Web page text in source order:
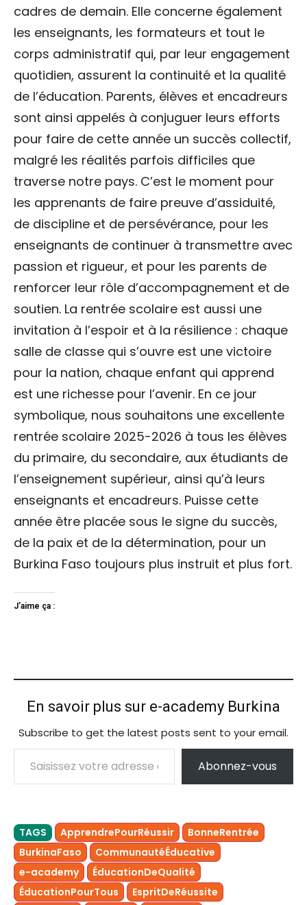
cadres de demain. Elle concerne également
les enseignants, les formateurs et tout le
corps administratif qui, par leur engagement
quotidien, assurent la continuité et la qualité
de l’éducation. Parents, élèves et encadreurs
sont ainsi appelés à conjuguer leurs efforts
pour faire de cette année un succès collectif,
malgré les réalités parfois difficiles que
traverse notre pays. C’est le moment pour
les apprenants de faire preuve d’assiduité,
de discipline et de persévérance, pour les
enseignants de continuer à transmettre avec
passion et rigueur, et pour les parents de
renforcer leur rôle d’accompagnement et de
soutien. La rentrée scolaire est aussi une
invitation à l’espoir et à la résilience : chaque
salle de classe qui s’ouvre est une victoire
pour la nation, chaque enfant qui apprend
est une richesse pour l’avenir. En ce jour
symbolique, nous souhaitons une excellente
rentrée scolaire 2025-2026 à tous les élèves
du primaire, du secondaire, aux étudiants de
l’enseignement supérieur, ainsi qu’à leurs
enseignants et encadreurs. Puisse cette
année être placée sous le signe du succès,
de la paix et de la détermination, pour un
Burkina Faso toujours plus instruit et plus fort.
J’aime ça :
En savoir plus sur e-academy Burkina
Subscribe to get the latest posts sent to your email.
Saisissez votre adresse e-mail…
Abonnez-vous
TAGS ApprendrePourRéussir
BonneRentrée
BurkinaFaso
CommunautéÉducative
e-academy
ÉducationDeQualité
ÉducationPourTous
EspritDeRéussite